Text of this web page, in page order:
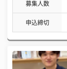
募集人数
申込締切